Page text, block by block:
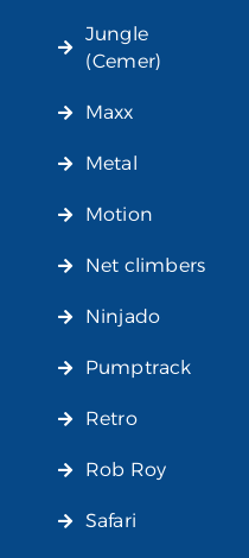
Jungle
(Cemer)
Maxx
Metal
Motion
Net climbers
Ninjado
Pumptrack
Retro
Rob Roy
Safari